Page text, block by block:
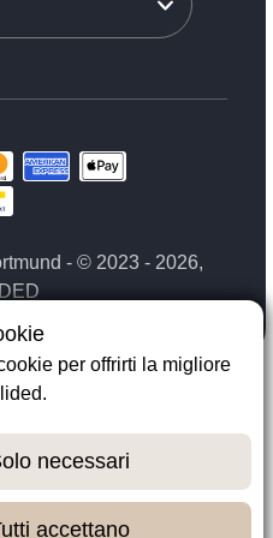
- © 2023 - 2026,
per offrirti la migliore
necessari
accettano